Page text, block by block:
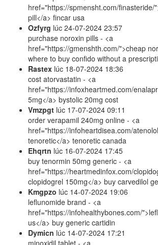
href="https://spmensht.com/finasteride/
pill</a> fincar usa
Ozfyrg lúc 24-07-2024 23:57
purchase noroxin pills - <a
href="https://gmenshth.com/">cheap
where to buy confido without a
Rastex lúc 18-07-2024 18:36
cost atorvastatin - <a
href="https://infoxheartmed.com/
5mg</a> bystolic 20mg cost
Vmzpgt lúc 17-07-2024 09:11
order verapamil 240mg online - <a
href="https://infoheartdisea.com/
tenoretic</a> tenoretic canada
Ehqrtn lúc 16-07-2024 17:45
buy tenormin 50mg generic - <a
href="https://heartmedinfox.com/
clopidogrel 150mg</a> buy carvedilol
Kmgpzo lúc 14-07-2024 19:06
leflunomide brand - <a
href="https://infohealthybones.com/
us</a> buy generic cartidin
Dymicn lúc 14-07-2024 17:21